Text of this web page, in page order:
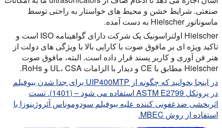
صنعتی. شرایط خشن و محیط های خواستار به راحتی توسط
ماسوناتور Hielscher به دست آمده.
Hielscher اولتراسونیک یک شرکت دارای گواهینامه ISO است و
تاکید ویژه ای بر مافوق صوت با کارایی بالا با ویژگی های دولت از
هنر فن آوری و کاربر پسند قرار داده است. البته، مافوق صوت
Hielscher مطابق با CE و دیدار با الزامات UL، CSA و RoHs.
در اینجا بخوانید که چگونه از UIP400MTP برای جدا شدن بیوفیلم
در پروتکل ASTM E2799 استفاده می شود – (1401). تست
اثربخشی ضدعفونی کننده علیه بیوفیلم سودوموناس آئروژینوزا با
استفاده از روش MBEC.